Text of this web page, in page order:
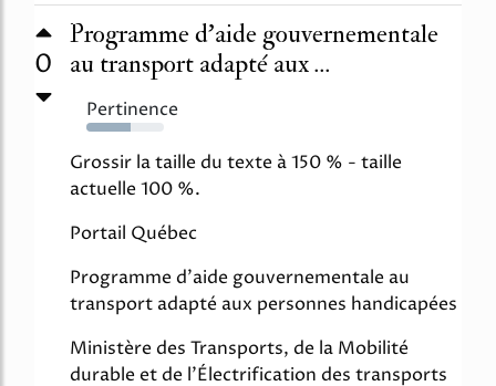
0
Programme d’aide gouvernementale
au transport adapté aux ...
Pertinence
57%
Grossir la taille du texte à 150 % - taille
actuelle 100 %.
Portail Québec
Programme d'aide gouvernementale au
transport adapté aux personnes handicapées
Ministère des Transports, de la Mobilité
durable et de l'Électrification des transports